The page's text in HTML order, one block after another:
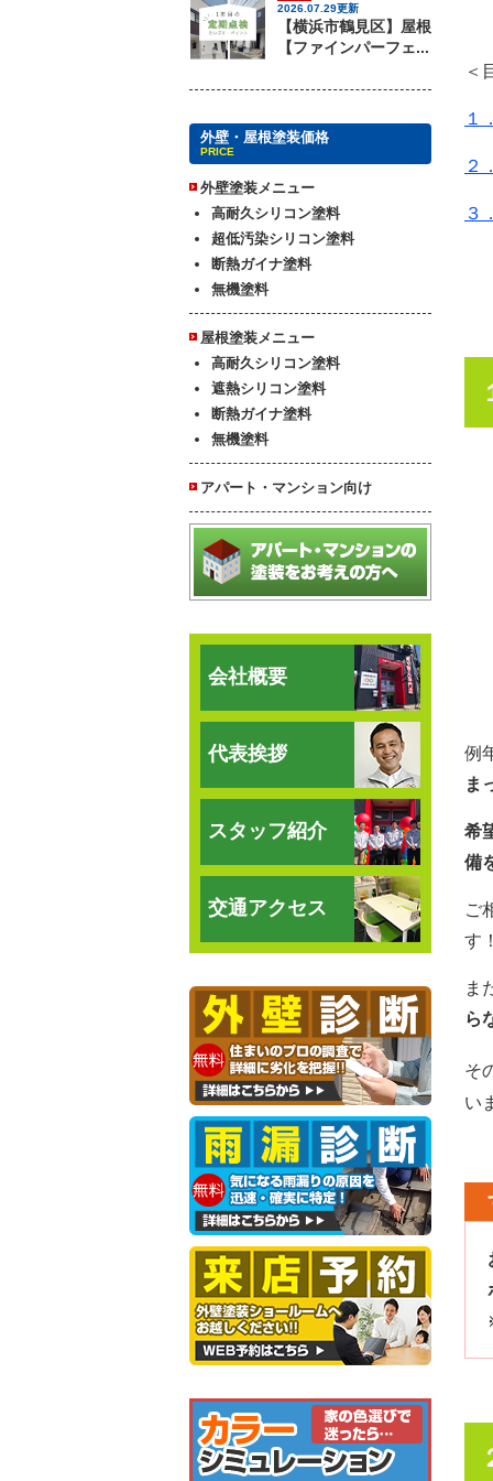
＜
１
２
３
例
ま
希
備
ご
す
ま
ら
そ
い
2026.07.29更新
【横浜市鶴見区】屋根
【ファインパーフェ...
外壁・屋根塗装価格
PRICE
外壁塗装メニュー
高耐久シリコン塗料
超低汚染シリコン塗料
断熱ガイナ塗料
無機塗料
屋根塗装メニュー
高耐久シリコン塗料
遮熱シリコン塗料
断熱ガイナ塗料
無機塗料
アパート・マンション向け
会社概要
代表挨拶
スタッフ紹介
交通アクセス